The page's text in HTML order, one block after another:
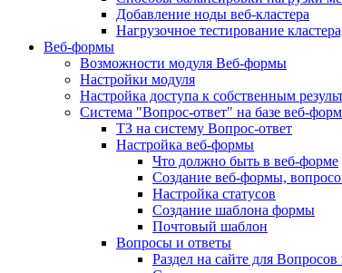
Добавление ноды веб-кластера
Нагрузочное тестирование
Веб-формы
Возможности модуля Веб-формы
Настройки модуля
Настройка доступа к собственным
Система "Вопрос-ответ" на базе веб-форм
ТЗ на систему Вопрос-ответ
Настройка веб-формы
Что должно быть в веб-форме
Создание веб-формы,
Настройка статусов
Создание шаблона формы
Почтовый шаблон
Вопросы и ответы
Раздел на сайте для Вопросов